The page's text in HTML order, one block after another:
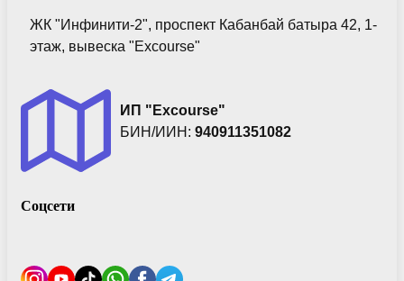
ЖК "Инфинити-2", проспект Кабанбай батыра 42, 1-
этаж, вывеска "Excourse"
ИП "Excourse"
БИН/ИИН: 940911351082
Соцсети